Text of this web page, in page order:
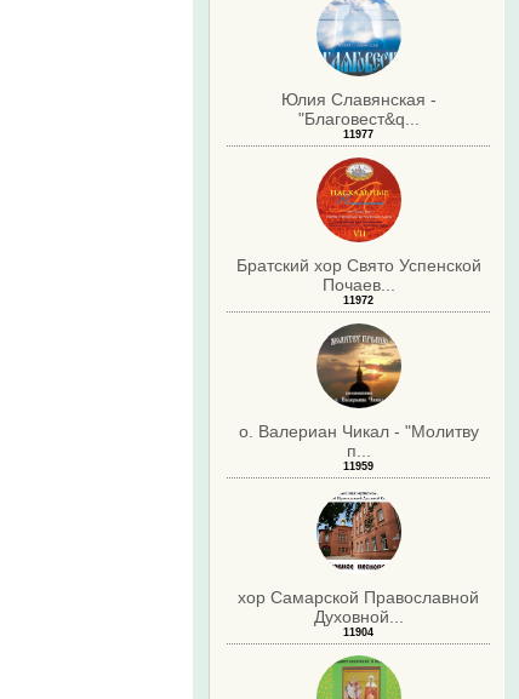
Юлия Славянская -
"Благовест&q...
11977
Братский хор Свято Успенской
Почаев...
11972
о. Валериан Чикал - "Молитву
п...
11959
хор Самарской Православной
Духовной...
11904